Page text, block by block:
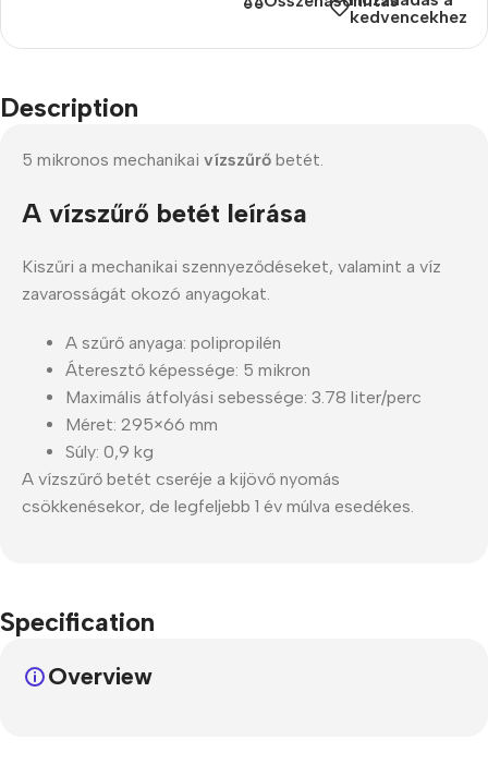
kedvencekhez
Description
5 mikronos mechanikai vízszűrő betét.
A vízszűrő betét leírása
Kiszűri a mechanikai szennyeződéseket, valamint a víz
zavarosságát okozó anyagokat.
A szűrő anyaga: polipropilén
Áteresztő képessége: 5 mikron
Maximális átfolyási sebessége: 3.78 liter/perc
Méret: 295×66 mm
Súly: 0,9 kg
A vízszűrő betét cseréje a kijövő nyomás
csökkenésekor, de legfeljebb 1 év múlva esedékes.
Specification
Overview